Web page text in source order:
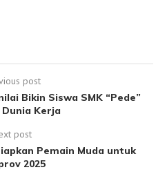
post
Bikin Siswa SMK “Pede”
Dunia Kerja
post
Pemain Muda untuk
2025